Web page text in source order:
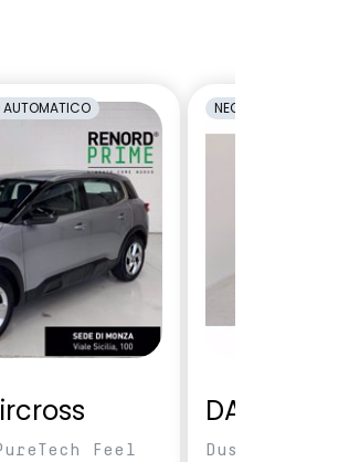
Feel
NEOPATENTATI
DACIA
Duster 1.0